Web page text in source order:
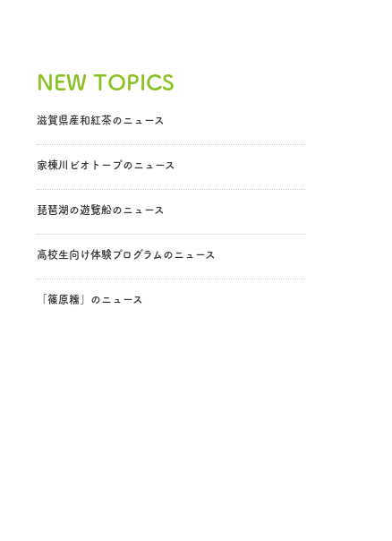
NEW TOPICS
滋賀県産和紅茶のニュース
家棟川ビオトープのニュース
琵琶湖の遊覧船のニュース
高校生向け体験プログラムのニュース
「篠原糯」のニュース